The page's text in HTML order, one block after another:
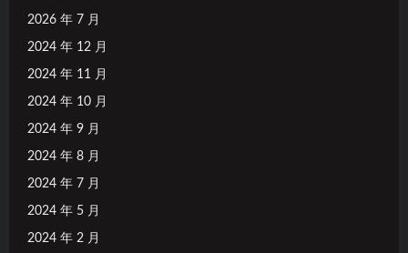
2026 年 7 月
2024 年 12 月
2024 年 11 月
2024 年 10 月
2024 年 9 月
2024 年 8 月
2024 年 7 月
2024 年 5 月
2024 年 2 月